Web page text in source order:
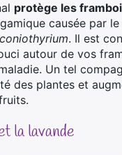
protège les
causée par
. Il est
autour de vos
Un tel
des plantes et
la lavande